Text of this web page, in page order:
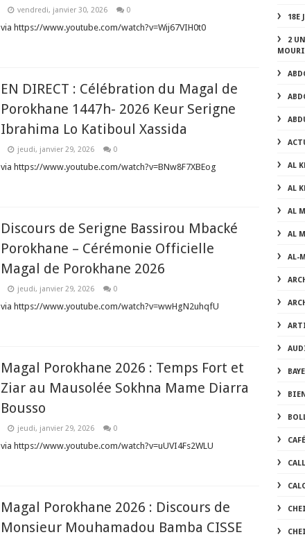
vendredi, janvier 30, 2026 0
via https://www.youtube.com/watch?v=Wij67VIH0t0
EN DIRECT : Célébration du Magal de
Porokhane 1447h- 2026 Keur Serigne
Ibrahima Lo Katiboul Xassida
jeudi, janvier 29, 2026 0
via https://www.youtube.com/watch?v=BNw8F7XBEog
Discours de Serigne Bassirou Mbacké
Porokhane – Cérémonie Officielle
Magal de Porokhane 2026
jeudi, janvier 29, 2026 0
via https://www.youtube.com/watch?v=wwHgN2uhqfU
Magal Porokhane 2026 : Temps Fort et
Ziar au Mausolée Sokhna Mame Diarra
Bousso
jeudi, janvier 29, 2026 0
via https://www.youtube.com/watch?v=uUVI4Fs2WLU
Magal Porokhane 2026 : Discours de
Monsieur Mouhamadou Bamba CISSE
18E
2
AL
AL
AL
AL
AL-